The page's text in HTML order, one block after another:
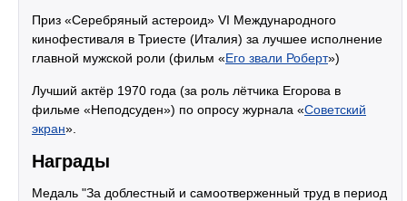
Приз «Серебряный астероид» VI Международного
кинофестиваля в Триесте (Италия) за лучшее исполнение
главной мужской роли (фильм «Его звали Роберт»)
Лучший актёр 1970 года (за роль лётчика Егорова в
фильме «Неподсуден») по опросу журнала «Советский
экран».
Награды
Медаль "За доблестный и самоотверженный труд в период